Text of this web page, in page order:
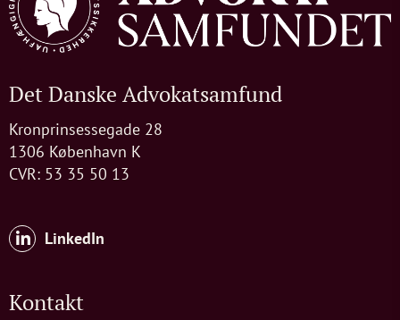
Det Danske Advokatsamfund
Kronprinsessegade 28
1306 København K
CVR: 53 35 50 13
LinkedIn
Kontakt